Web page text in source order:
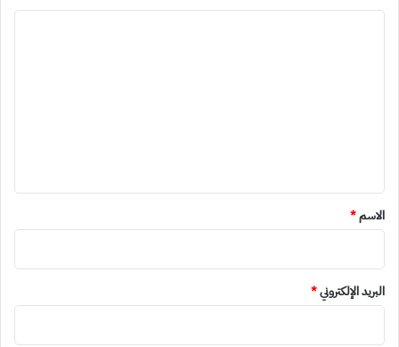
*
الاسم*
البريد الإلكتروني*